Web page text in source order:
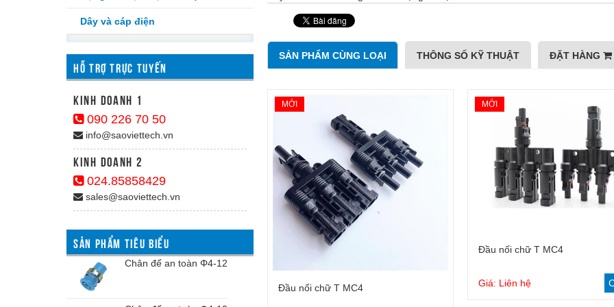
SẢN PHẨM CÙNG LOẠI THÔNG SỐ KỸ THUẬT ĐẶT HÀNG
MỚI
Đầu nối chữ T MC4
MỚI
Đầu nối chữ T MC4
Giá: Liên hệ
Dây và cáp điện
HỖ TRỢ TRỰC TUYẾN
kinh doanh 1
090 226 70 50
info@saoviettech.vn
Kinh doanh 2
024.85858429
sales@saoviettech.vn
SẢN PHẨM TIÊU BIỂU
Chân đế an toàn Φ4-12